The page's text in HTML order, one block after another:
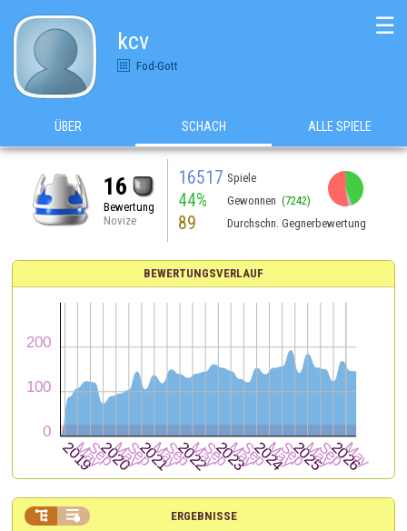
kcv
Fod-Gott
☰
ÜBER SCHACH ALLE SPIELE
16
Bewertung
Novize
16517 Spiele
44% Gewonnen (7242)
89 Durchschn. Gegnerbewertung
BEWERTUNGSVERLAUF
ERGEBNISSE
 